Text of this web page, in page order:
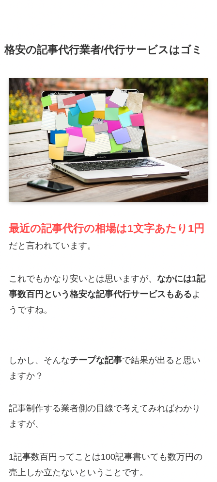
格安の記事代行業者/代行サービスはゴミ
最近の記事代行の相場は1文字あたり1円
だと言われています。
これでもかなり安いとは思いますが、 なかには1記
事数百円という格安な記事代行サービスもあるよ
うですね。
しかし、そんなチープな記事で結果が出ると思い
ますか？
記事制作する業者側の目線で考えてみればわかり
ますが、
1記事数百円ってことは100記事書いても数万円の
売上しか立たないということです。